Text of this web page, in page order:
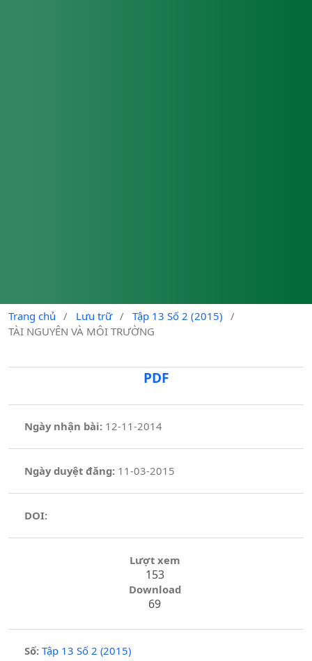
Trang chủ / Lưu trữ / Tập 13 Số 2 (2015)
/
TÀI NGUYÊN VÀ MÔI TRƯỜNG
PDF
Ngày nhận bài: 12-11-2014
Ngày duyệt đăng:11-03-2015
DOI:
Lượt xem
153
Download
69
Số: Tập 13 Số 2 (2015)